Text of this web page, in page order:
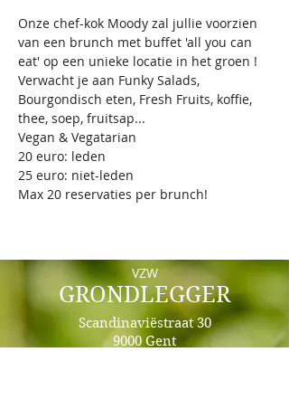
Onze chef-kok Moody zal jullie voorzien
van een brunch met buffet 'all you can
eat' op een unieke locatie in het groen !
Verwacht je aan Funky Salads,
Bourgondisch eten, Fresh Fruits, koffie,
thee, soep, fruitsap...
Vegan & Vegatarian
20 euro: leden
25 euro: niet-leden
Max 20 reservaties per brunch!
VZW
GRONDLEGGER
Scandinaviëstraat 30
9000 Gent